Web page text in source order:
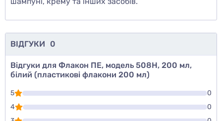
ВІДГУКИ 0
Відгуки для Флакон ПЕ, модель 508H, 200 мл,
білий (пластикові флакони 200 мл)
5
0
4
0